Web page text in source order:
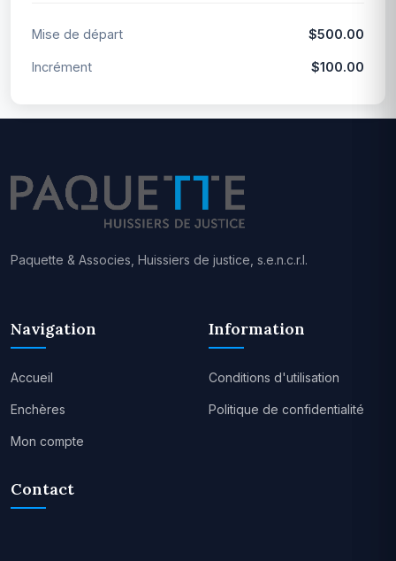
Mise de départ $500.00
Incrément $100.00
Paquette & Associes, Huissiers de justice, s.e.n.c.r.l.
Navigation
Accueil
Enchères
Mon compte
Information
Conditions d'utilisation
Politique de confidentialité
Contact